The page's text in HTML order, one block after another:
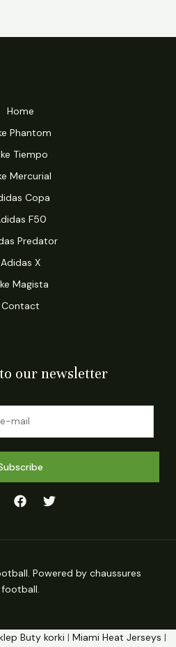
Home
Phantom
Tiempo
Mercurial
Copa
F50
Predator
Adidas X
Magista
Contact
our newsletter
Powered by chaussures
football.
Buty korki | Miami Heat Jerseys |